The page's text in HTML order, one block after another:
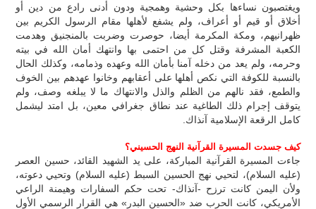
ويغتصبون نساءها بكل وحشية وهمجية ودون أدنى رادع من دين أو
أخلاق أو قيم أو أعراف، ولم يشفع لأهلها مقام الرسول الكريم بين
ظهرانيهم، ومكة المكرمة أيضا، حوصرت وضربت بالمنجنيق وهدمت
الكعبة المشرفة وقتل كل من احتمى بها وانتهك أمان الله في بيته
وحرمه، ولم يعد من دخله آمنا بأمان الله وعهده وذمامه، وكذلك الحال
بالنسبة للكوفة التي نكص أهلها على أعقابهم وخانوا عهدهم بين الخوف
والطمع، فقد نالهم من الظلم والذل والانتهاك ما لا يبلغه وصف، ولم
يتوقف إجرام ذلك الطاغية عند نطاق جغرافي معين، بل امتد ليشمل
كامل الرقعة الإسلامية آنذاك.
كيف جسدت المسيرة القرآنية النهج الحسيني؟
جاءت المسيرة القرآنية المباركة، على يد الشهيد القائد، حسين العصر
(عليه السلام)، لتحيي نهج الحسين السبط (عليه السلام) وتحيي دعوته،
ولأن اليمن كانت ترزح -آنذاك- تحت حكم السفارات وهيمنة الراعي
الأمريكي، كانت الحرب ضد «الحسين البدر» هي القرار الرسمي الأول